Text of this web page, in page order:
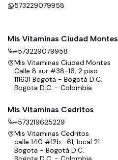
573229079958
Mis Vitaminas Ciudad Montes
+573229079958
Mis Vitaminas Ciudad Montes
Calle 8 sur #38-16, 2 piso
111631 Bogota - Bogotá D.C.
Bogota D.C. - Colombia
Mis Vitaminas Cedritos
+573219625229
Mis Vitaminas Cedritos
calle 140 #12b -61, local 21
Bogota - Bogotá D.C.